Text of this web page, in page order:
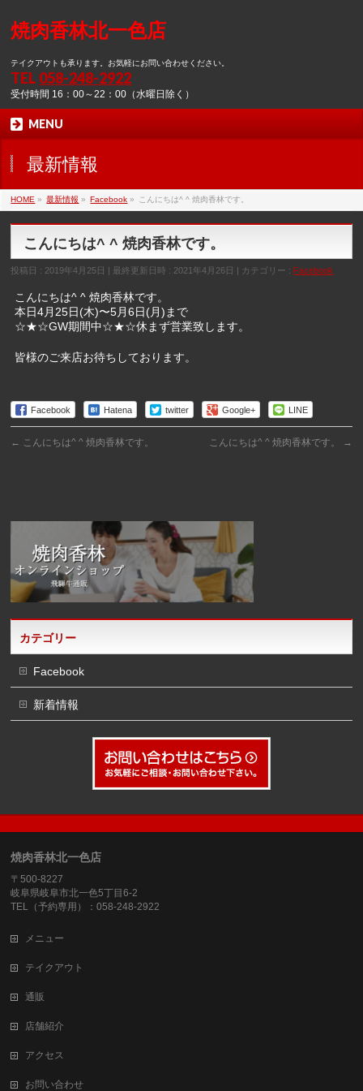
焼肉香林北一色店
テイクアウトも承ります。お気軽にお問い合わせください。
TEL 058-248-2922
受付時間 16：00～22：00（水曜日除く）
MENU
最新情報
HOME » 最新情報 » Facebook » こんにちは^ ^ 焼肉香林です。
こんにちは^ ^ 焼肉香林です。
投稿日 : 2019年4月25日 最終更新日時 : 2021年4月26日 カテゴリー : Facebook
こんにちは^ ^ 焼肉香林です。
本日4月25日(木)〜5月6日(月)まで
☆★☆GW期間中☆★☆休まず営業致します。
皆様のご来店お待ちしております。
Facebook Hatena twitter Google+ LINE
← こんにちは^ ^ 焼肉香林です。 こんにちは^ ^ 焼肉香林です。 →
カテゴリー
Facebook
新着情報
焼肉香林北一色店
〒500-8227
岐阜県岐阜市北一色5丁目6-2
TEL（予約専用）：058-248-2922
メニュー
テイクアウト
通販
店舗紹介
アクセス
お問い合わせ